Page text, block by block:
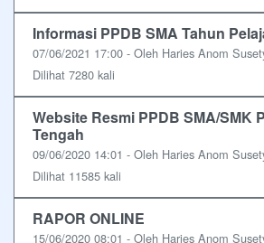
Informasi PPDB SMA Tahun
07/06/2021 17:00 - Oleh Haries Anom
Dilihat 7280 kali
Website Resmi PPDB SMA/SMK
Tengah
09/06/2020 14:01 - Oleh Haries Anom
Dilihat 11585 kali
RAPOR ONLINE
15/06/2020 08:01 - Oleh Haries Anom